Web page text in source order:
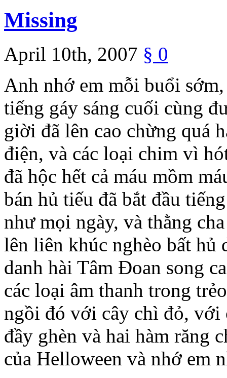
Missing
April 10th, 2007 § 0
Anh nhớ em mỗi buổi
tiếng gáy sáng cuối cùng
giời đã lên cao chừng quá
điện, và các loại chim vì
đã hộc hết cả máu mồm
bán hủ tiếu đã bắt đầu
như mọi ngày, và thằng
lên liên khúc nghèo bất hủ
danh hài Tâm Đoan song
các loại âm thanh trong
ngồi đó với cây chì đỏ, với
đầy ghèn và hai hàm răng
của Helloween và nhớ em